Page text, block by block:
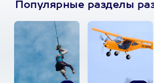
Популярные разделы